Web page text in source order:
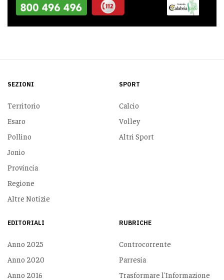
SEZIONI
Territorio
Esaro
Pollino
Jonio
Provincia
Regione
Altre Notizie
SPORT
Calcio
Volley
Altri Sport
EDITORIALI
Anno 2025
Anno 2020
Anno 2016
RUBRICHE
Controcorrente
Parresia
Trasformare l'Informazione